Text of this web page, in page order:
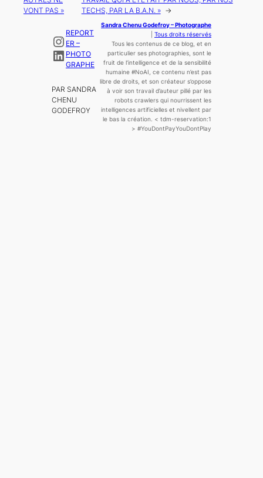
VONT PAS »
TECHS, PAR LA B.A.N. » →
Instagram
LinkedIn
REPORT
ER –
PHOTO
GRAPHE
PAR SANDRA
CHENU
GODEFROY
Sandra Chenu Godefroy – Photographe
Tous droits réservés
Tous les contenus de ce blog, et en
particulier ses photographies, sont le
fruit de l’intelligenceet de la sensibilité
humaine#NoAI, ce contenu n’est pas
libre de droits, et son créateur s’oppose
à voir son travail d’auteur pillé par les
robots crawlers qui nourrissent les
intelligences artificielles et nivellent par
le bas la création. < tdm-reservation:1
> #YouDontPayYouDontPlay